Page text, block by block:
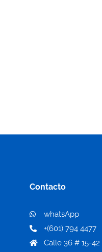
Contacto
whatsApp
+(601) 794 4477
Calle 36 # 15-42